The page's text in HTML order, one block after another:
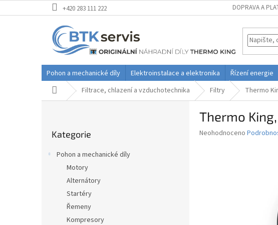
na
+420 283 111 222 DOPRAVA A
Pohon a mechanické díly Elektroinstalace a elektronika Řízení energie
Domů Filtrace, chlazení a vzduchotechnika Filtry Thermo
kategorie
Kategorie
Pohon a mechanické díly
Motory
Alternátory
Startéry
Řemeny
Kompresory
Thermo
Průměrné
Neohodnoceno